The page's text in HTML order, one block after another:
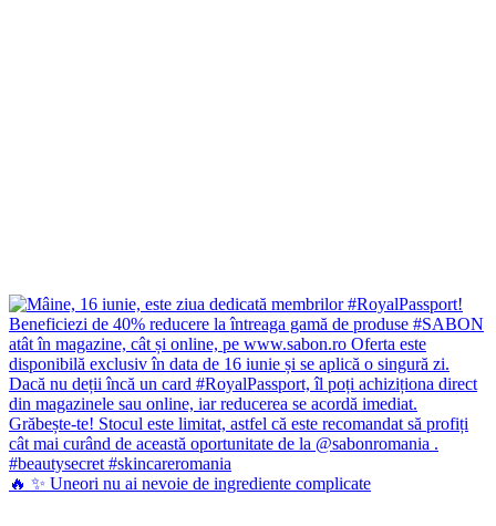
🔥 ✨ Uneori nu ai nevoie de ingrediente complicate